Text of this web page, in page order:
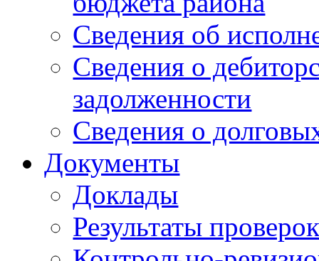
Сведения об
Сведения о
задолженности
Сведения о
Документы
Доклады
Результаты